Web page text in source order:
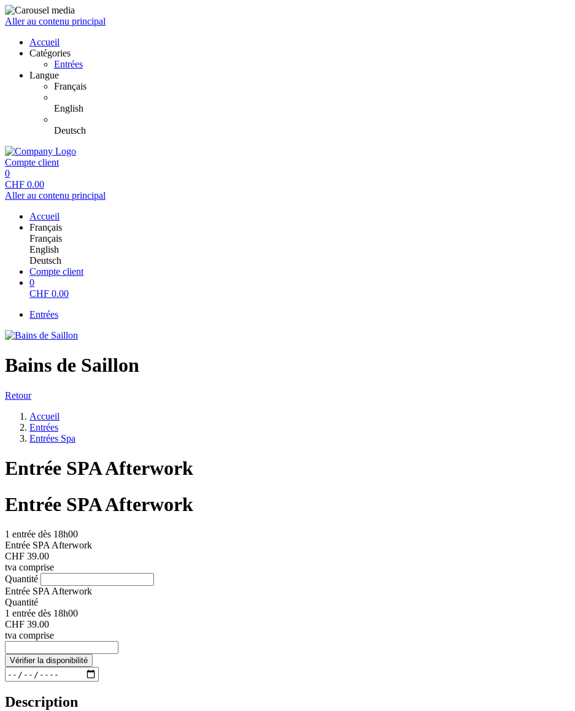
Aller au contenu principal
Accueil
Catégories
Entrées
Langue
Français
English
Deutsch
Compte client
0
CHF 0.00
Aller au contenu principal
Accueil
Français
Français
English
Deutsch
Compte client
0
CHF 0.00
Entrées
Bains de Saillon
Retour
Accueil
Entrées
Entrées Spa
Entrée SPA Afterwork
Entrée SPA Afterwork
1 entrée dès 18h00
Entrée SPA Afterwork
CHF 39.00
tva comprise
Quantité
Entrée SPA Afterwork
Quantité
1 entrée dès 18h00
CHF 39.00
tva comprise
Vérifier la disponibilité
Description